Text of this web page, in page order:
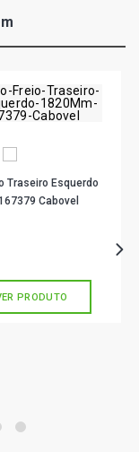
Traseiro Esquerdo
Cabovel
PRODUTO
8